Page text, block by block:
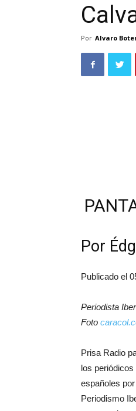
Por Alvaro
Por
Publicado el
Periodista
Foto
Prisa Radio
los
españoles
Periodismo